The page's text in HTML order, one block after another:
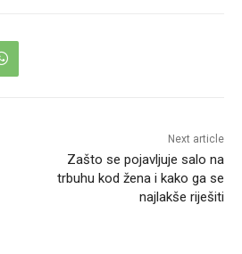
Next article
Zašto se pojavljuje salo na
trbuhu kod žena i kako ga se
najlakše riješiti